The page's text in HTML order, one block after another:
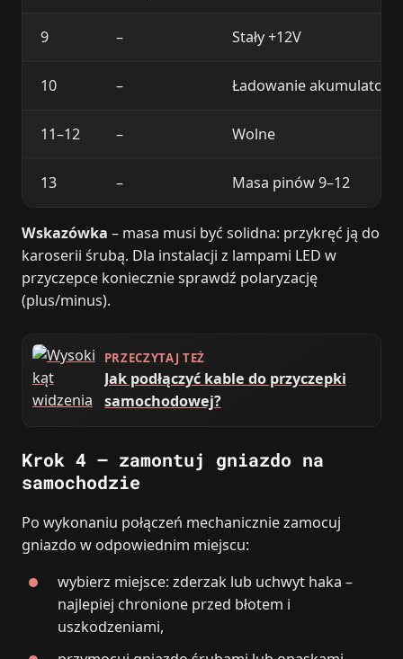
9 – Stały +12V
10 – Ładowanie akumulatora
11–12 – Wolne
13 – Masa pinów 9–12
Wskazówka – masa musi być solidna: przykręć ją do
karoserii śrubą. Dla instalacji z lampami LED w
przyczepce koniecznie sprawdź polaryzację
(plus/minus).
PRZECZYTAJ TEŻ
Jak podłączyć kable do przyczepki
samochodowej?
Krok 4 – zamontuj gniazdo na
samochodzie
Po wykonaniu połączeń mechanicznie zamocuj
gniazdo w odpowiednim miejscu:
wybierz miejsce: zderzak lub uchwyt haka –
najlepiej chronione przed błotem i
uszkodzeniami,